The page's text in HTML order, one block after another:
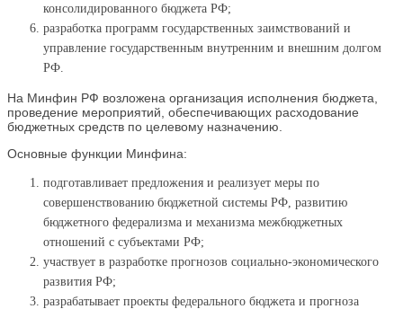
консолидированного бюджета РФ;
разработка программ государственных заимствований и
управление государственным внутренним и внешним долгом
РФ.
На Минфин РФ возложена организация исполнения бюджета,
проведение мероприятий, обеспечивающих расходование
бюджетных средств по целевому назначению.
Основные функции Минфина:
подготавливает предложения и реализует меры по
совершенствованию бюджетной системы РФ, развитию
бюджетного федерализма и механизма межбюджетных
отношений с субъектами РФ;
участвует в разработке прогнозов социально-экономического
развития РФ;
разрабатывает проекты федерального бюджета и прогноза